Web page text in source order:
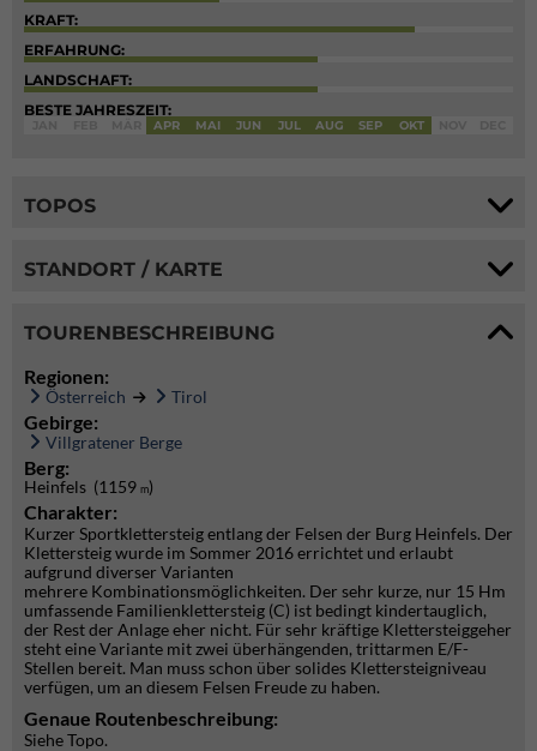
KRAFT:
ERFAHRUNG:
LANDSCHAFT:
BESTE JAHRESZEIT:
APR MAI JUN JUL AUG SEP OKT
TOPOS
STANDORT / KARTE
TOURENBESCHREIBUNG
Regionen:
Österreich Tirol
Gebirge:
Villgratener Berge
Berg:
Heinfels (1159 m)
Charakter:
Kurzer Sportklettersteig entlang der Felsen der Burg Heinfels. Der
Klettersteig wurde im Sommer 2016 errichtet und erlaubt
aufgrund diverser Varianten
mehrere Kombinationsmöglichkeiten. Der sehr kurze, nur 15 Hm
umfassende Familienklettersteig (C) ist bedingt kindertauglich,
der Rest der Anlage eher nicht. Für sehr kräftige Klettersteiggeher
steht eine Variante mit zwei überhängenden, trittarmen E/F-
Stellen bereit. Man muss schon über solides Klettersteigniveau
verfügen, um an diesem Felsen Freude zu haben.
Genaue Routenbeschreibung:
Siehe Topo.